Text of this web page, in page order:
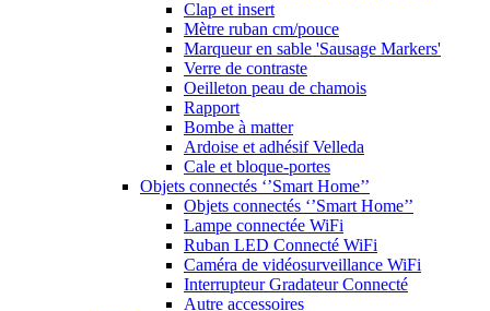
Clap et insert
Mètre ruban cm/pouce
Marqueur en sable 'Sausage Markers'
Verre de contraste
Oeilleton peau de chamois
Rapport
Bombe à matter
Ardoise et adhésif Velleda
Cale et bloque-portes
Objets connectés ‘’Smart Home’’
Objets connectés ‘’Smart Home’’
Lampe connectée WiFi
Ruban LED Connecté WiFi
Caméra de vidéosurveillance WiFi
Interrupteur Gradateur Connecté
Autre accessoires